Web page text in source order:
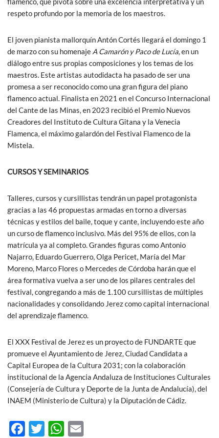
respeto profundo por la memoria de los maestros.
El joven pianista mallorquín Antón Cortés llegará el domingo 1
de marzo con su homenaje A Camarón y Paco de Lucía, en un
diálogo entre sus propias composiciones y los temas de los
maestros. Este artistas autodidacta ha pasado de ser una
promesa a ser reconocido como una gran figura del piano
flamenco actual. Finalista en 2021 en el Concurso Internacional
del Cante de las Minas, en 2023 recibió el Premio Nuevos
Creadores del Instituto de Cultura Gitana y la Venecia
Flamenca, el máximo galardón del Festival Flamenco de la
Mistela.
CURSOS Y SEMINARIOS
Talleres, cursos y cursillistas tendrán un papel protagonista
gracias a las 46 propuestas armadas en torno a diversas
técnicas y estilos del baile, toque y cante, incluyendo este año
un curso de flamenco inclusivo. Más del 95% de ellos, con la
matrícula ya al completo. Grandes figuras como Antonio
Najarro, Eduardo Guerrero, Olga Pericet, María del Mar
Moreno, Marco Flores o Mercedes de Córdoba harán que el
área formativa vuelva a ser uno de los pilares centrales del
festival, congregando a más de 1.100 cursillistas de múltiples
nacionalidades y consolidando Jerez como capital internacional
del aprendizaje flamenco.
El XXX Festival de Jerez es un proyecto de FUNDARTE que
promueve el Ayuntamiento de Jerez, Ciudad Candidata a
Capital Europea de la Cultura 2031; con la colaboración
institucional de la Agencia Andaluza de Instituciones Culturales
(Consejería de Cultura y Deporte de la Junta de Andalucía), del
INAEM (Ministerio de Cultura) y la Diputación de Cádiz.
F
T
W